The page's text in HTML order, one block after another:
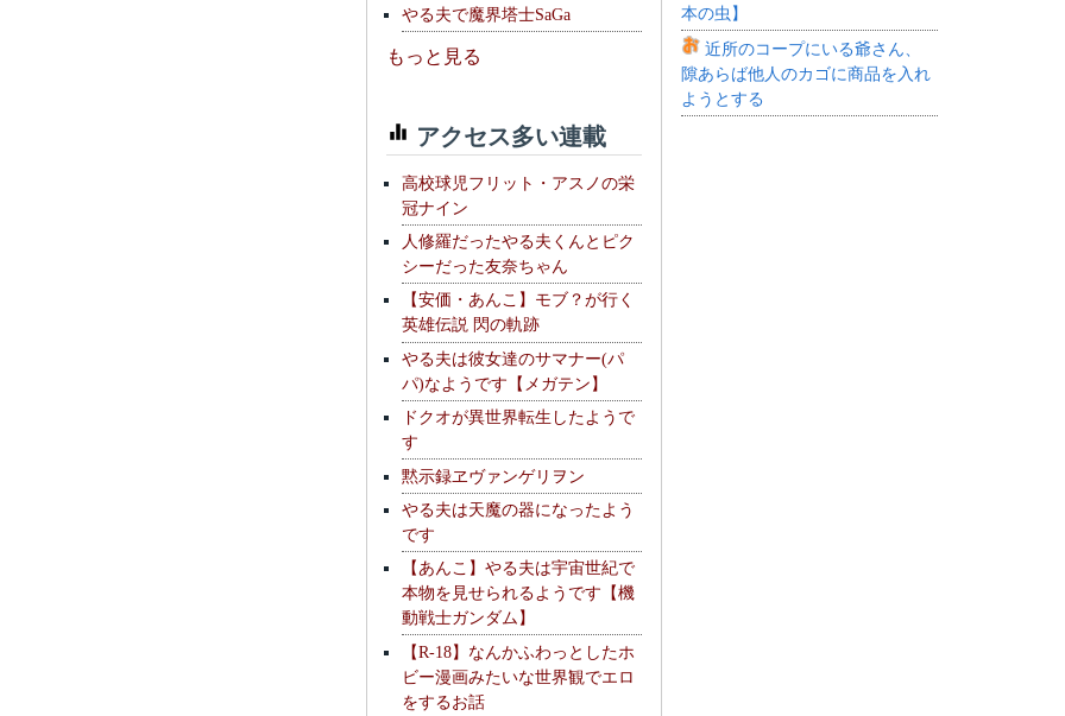
やる夫で魔界塔士SaGa
もっと見る
アクセス多い連載
高校球児フリット・アスノの栄
冠ナイン
人修羅だったやる夫くんとピク
シーだった友奈ちゃん
【安価・あんこ】モブ？が行く
英雄伝説 閃の軌跡
やる夫は彼女達のサマナー(パ
パ)なようです【メガテン】
ドクオが異世界転生したようで
す
黙示録ヱヴァンゲリヲン
やる夫は天魔の器になったよう
です
【あんこ】やる夫は宇宙世紀で
本物を見せられるようです【機
動戦士ガンダム】
【R-18】なんかふわっとしたホ
ビー漫画みたいな世界観でエロ
をするお話
本の虫】
近所のコープにいる爺さん、
隙あらば他人のカゴに商品を入れ
ようとする